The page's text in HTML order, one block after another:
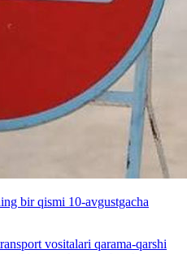
bir qismi 10-avgustgacha
vositalari qarama-qarshi